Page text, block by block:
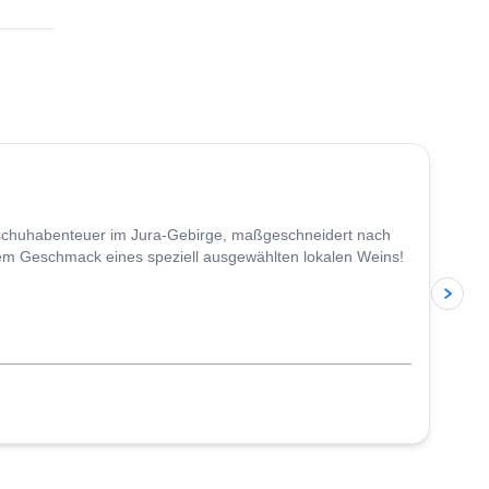
im Jura-Gebirge, maßgeschneidert nach
Geschmack eines speziell ausgewählten lokalen Weins!